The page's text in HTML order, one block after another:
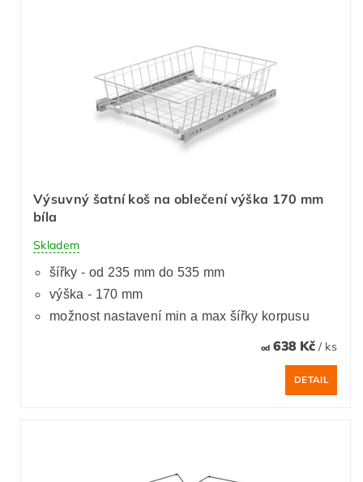
Výsuvný šatní koš na oblečení výška 170 mm
bíla
Skladem
šířky - od 235 mm do 535 mm
výška - 170 mm
možnost nastavení min a max šířky korpusu
od638 Kč / ks
DETAIL